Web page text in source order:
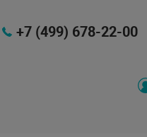
+7 (499) 678-22-00